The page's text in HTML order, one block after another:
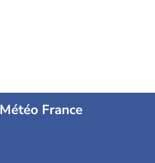
Météo France